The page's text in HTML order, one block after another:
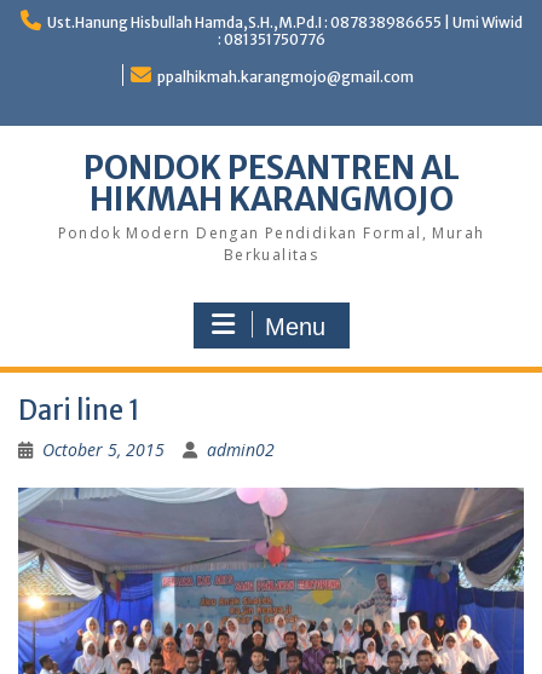
Skip
Ust.Hanung Hisbullah Hamda,S.H.,M.Pd.I : 087838986655 | Umi Wiwid
: 081351750776
ppalhikmah.karangmojo@gmail.com
PONDOK PESANTREN AL
HIKMAH KARANGMOJO
Pondok Modern Dengan Pendidikan Formal, Murah
Berkualitas
Menu
Dari line 1
October 5, 2015 admin02